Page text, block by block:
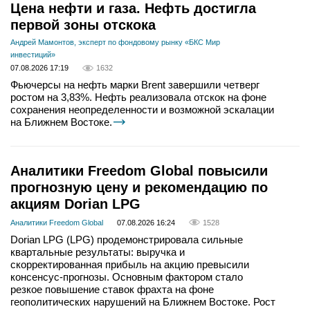
Цена нефти и газа. Нефть достигла
первой зоны отскока
Андрей Мамонтов, эксперт по фондовому рынку «БКС Мир
инвестиций»
07.08.2026 17:19
1632
Фьючерсы на нефть марки Brent завершили четверг
ростом на 3,83%. Нефть реализовала отскок на фоне
сохранения неопределенности и возможной эскалации
на Ближнем Востоке.
Аналитики Freedom Global повысили
прогнозную цену и рекомендацию по
акциям Dorian LPG
Аналитики Freedom Global 07.08.2026 16:24 1528
Dorian LPG (LPG) продемонстрировала сильные
квартальные результаты: выручка и
скорректированная прибыль на акцию превысили
консенсус-прогнозы. Основным фактором стало
резкое повышение ставок фрахта на фоне
геополитических нарушений на Ближнем Востоке. Рост